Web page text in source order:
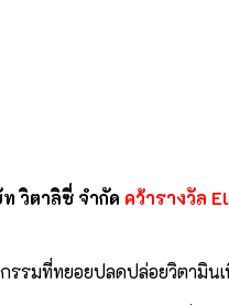
วิตาลิซี่ จำกัด คว้ารางวัล
รรมที่ทยอยปลดปล่อยวิตามิน